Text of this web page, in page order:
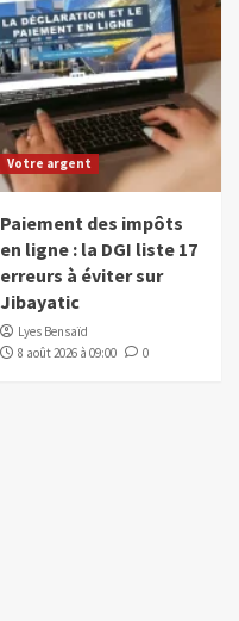
Votre argent
Paiement des impôts
en ligne : la DGI liste 17
erreurs à éviter sur
Jibayatic
Lyes Bensaïd
8 août 2026 à 09:00
0